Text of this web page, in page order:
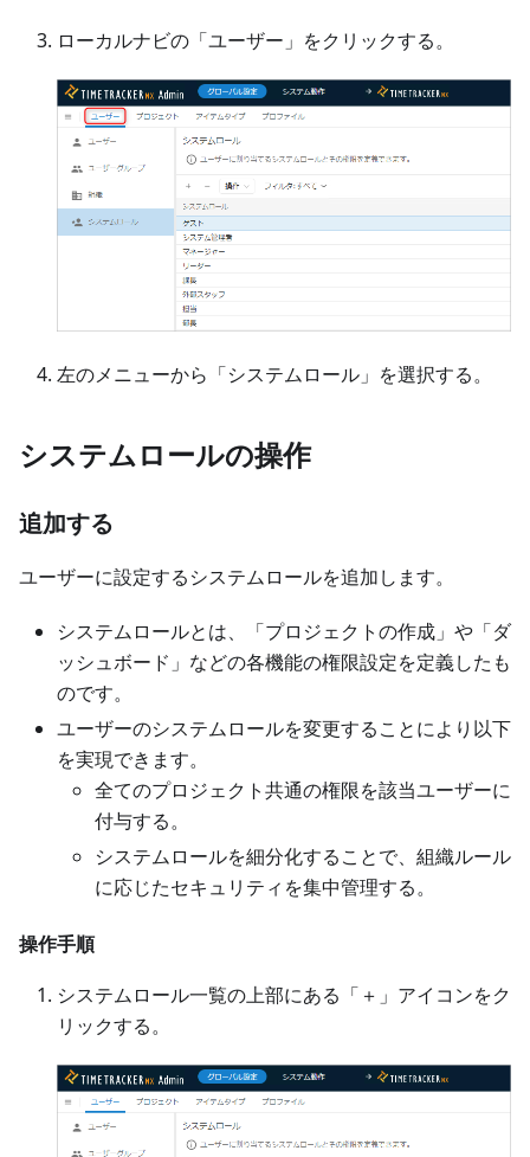
ローカルナビの「ユーザー」をクリックする。
左のメニューから「システムロール」を選択する。
システムロールの操作
追加する
ユーザーに設定するシステムロールを追加します。
システムロールとは、「プロジェクトの作成」や「ダ
ッシュボード」などの各機能の権限設定を定義したも
のです。
ユーザーのシステムロールを変更することにより以下
を実現できます。
全てのプロジェクト共通の権限を該当ユーザーに
付与する。
システムロールを細分化することで、組織ルール
に応じたセキュリティを集中管理する。
操作手順
システムロール一覧の上部にある「＋」アイコンをク
リックする。